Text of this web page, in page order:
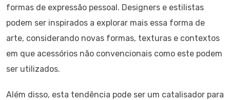
formas de expressão pessoal. Designers e estilistas
podem ser inspirados a explorar mais essa forma de
arte, considerando novas formas, texturas e contextos
em que acessórios não convencionais como este podem
ser utilizados.
Além disso, esta tendência pode ser um catalisador para